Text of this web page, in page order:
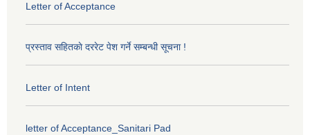
Letter of Acceptance
प्रस्ताव सहितकाे दररेट पेश गर्ने सम्बन्धी सूचना !
Letter of Intent
letter of Acceptance_Sanitari Pad